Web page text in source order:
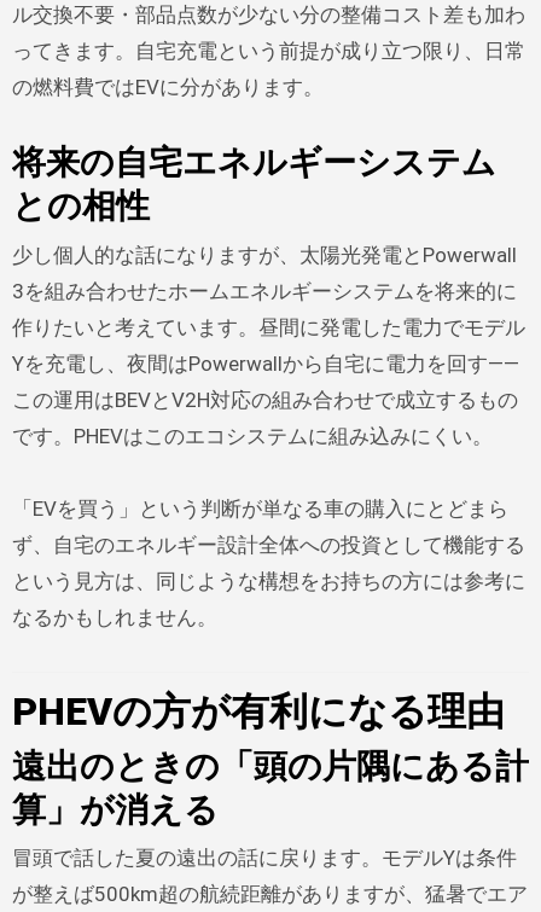
ル交換不要・部品点数が少ない分の整備コスト差も加わ
ってきます。自宅充電という前提が成り立つ限り、日常
の燃料費ではEVに分があります。
将来の自宅エネルギーシステム
との相性
少し個人的な話になりますが、太陽光発電とPowerwall
3を組み合わせたホームエネルギーシステムを将来的に
作りたいと考えています。昼間に発電した電力でモデル
Yを充電し、夜間はPowerwallから自宅に電力を回す——
この運用はBEVとV2H対応の組み合わせで成立するもの
です。PHEVはこのエコシステムに組み込みにくい。
「EVを買う」という判断が単なる車の購入にとどまら
ず、自宅のエネルギー設計全体への投資として機能する
という見方は、同じような構想をお持ちの方には参考に
なるかもしれません。
PHEVの方が有利になる理由
遠出のときの「頭の片隅にある計
算」が消える
冒頭で話した夏の遠出の話に戻ります。モデルYは条件
が整えば500km超の航続距離がありますが、猛暑でエア